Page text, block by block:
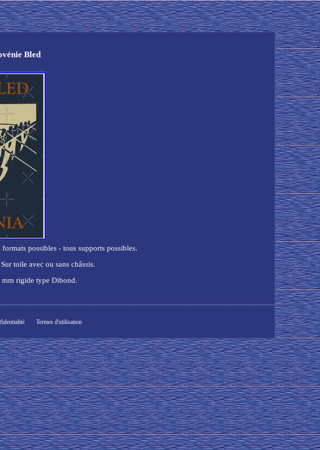
Bled
possibles - tous supports possibles.
toile avec ou sans châssis.
rigide type Dibond.
Termes d'utilisation